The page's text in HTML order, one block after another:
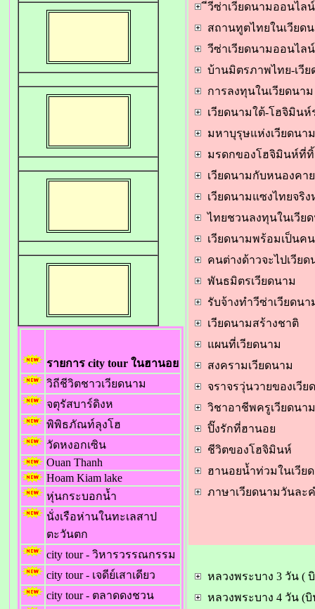
รายการ city tour ในฮานอย
วิถีชีวิตชาวเวียดนาม
จตุรัสบาร์ดิงห
พิพิธภัณท์ลุงโฮ
วัดหงอกเซิน
Ouan Thanh
Hoam Kiam lake
หุ่นกระบอกน้ำ
นั่งเรือห่านในทะเลสาป
ตะวันตก
city tour - วิหารวรรณกรรม
city tour - เจดีย์เสาเดียว
city tour - ตลาดดงชวน
ีวีซ่าเวียดนามออนไลน์
สถานทูตไทยในเวียด
วีซ่าเวียดนามออนไล
บ้านมิตรภาพไทย-เวีย
การลงทุนในเวียดนาม
เวียดนามใต้-โฮจิมิน
มหาบุรุษแห่งเวียดนาม
มรดกของโฮจิมินห์ที่ทิ้
เวียดนามกับหนองคาย
เวียดนามแซงไทยจริง
ไทยชวนลงทุนในเวีย
เวียดนามพร้อมเป็นค
คนต่างด้าวจะไปเวียด
พันธมิตรเวียดนาม
รับจ้างทำวีซ่าเวียดนา
เวียดนามสร้างชาติ
แผนที่เวียดนาม
สงครามเวียดนาม
จราจรวุ่นวายของเวีย
วิชาอาชีพครูเวียดนาม
ปิ๊งรักที่ฮานอย
ชีวิตของโฮจิมินห์
ฮานอยน้ำท่วมในเวีย
ภาษาเวียดนามวันละ
หลวงพระบาง 3 วัน (
หลวงพระบาง 4 วัน (